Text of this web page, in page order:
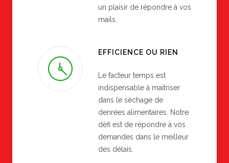
un plaisir de répondre à vos
mails.
EFFICIENCE OU RIEN
Le facteur temps est
indispensable à maitriser
dans le séchage de
denrées alimentaires. Notre
défi est de répondre à vos
demandes dans le meilleur
des délais.